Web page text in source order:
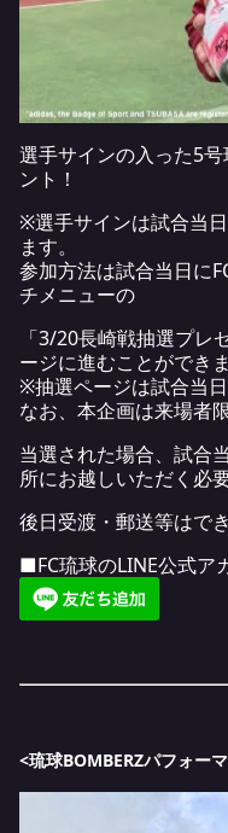
選手サインの入った5
ント！
※選手サインは試合当
ます。
参加方法は試合当日に
チメニューの
「3/20長崎戦抽選プレ
ージに進むことができま
※抽選ページは試合当
なお、本企画は来場者
当選された場合、試合
所にお越しいただく必
後日受渡・郵送等はで
■FC琉球のLINE公式ア
<琉球BOMBERZパフォー